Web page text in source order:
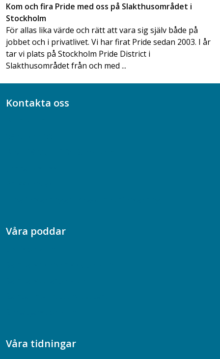
Kom och fira Pride med oss på Slakthusområdet i
Stockholm
För allas lika värde och rätt att vara sig själv både på
jobbet och i privatlivet. Vi har firat Pride sedan 2003. I år
tar vi plats på Stockholm Pride District i
Slakthusområdet från och med ...
Kontakta oss
Våra poddar
Våra tidningar